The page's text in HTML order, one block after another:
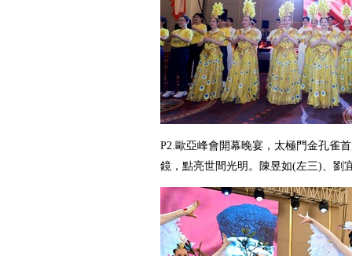
P2. 歐亞峰會開幕晚宴，太極門金孔雀
鏡，點亮世間光明。陳昱如(左三) 、劉